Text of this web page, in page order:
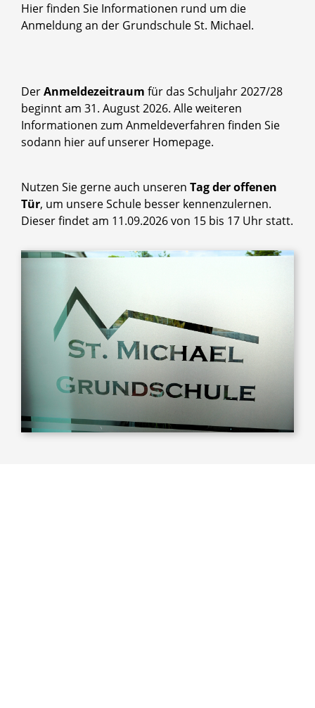
Hier finden Sie Informationen rund um die
Anmeldung an der Grundschule St. Michael.
DerAnmeldezeitraum für das Schuljahr 2027/28
beginnt am 31. August 2026. Alle weiteren
Informationen zum Anmeldeverfahren finden Sie
sodann hier auf unserer Homepage.
Nutzen Sie gerne auch unseren Tag der offenen
Tür, um unsere Schule besser kennenzulernen.
Dieser findet am 11.09.2026 von 15 bis 17 Uhr statt.